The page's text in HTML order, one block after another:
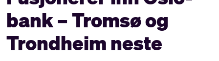
bank – Tromsø og
Trondheim neste